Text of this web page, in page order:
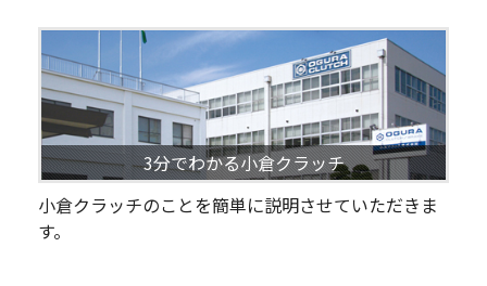
3分でわかる小倉クラッチ
小倉クラッチのことを簡単に説明させていただきま
す。